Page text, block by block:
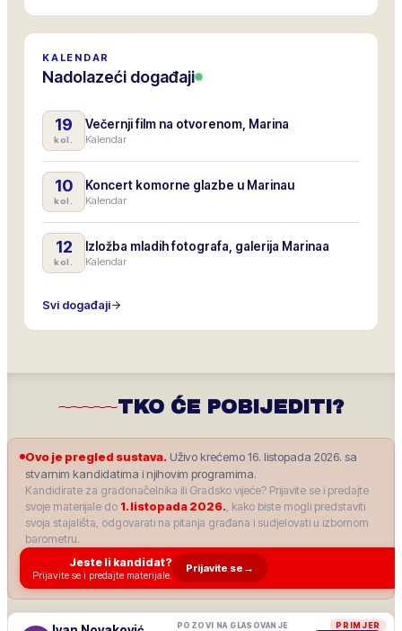
KALENDAR
Nadolazeći događaji
19
kol.
Večernji film na otvorenom, Marina
Kalendar
10
kol.
Koncert komorne glazbe u Marinau
Kalendar
12
kol.
Izložba mladih fotografa, galerija Marinaa
Kalendar
Svi događaji
TKO ĆE POBIJEDITI?
Ovo je pregled sustava. Uživo krećemo 16. listopada 2026. sa
stvarnim kandidatima i njihovim programima.
Kandidirate za gradonačelnika ili Gradsko vijeće? Prijavite se i predajte
svoje materijale do 1. listopada 2026., kako biste mogli predstaviti
svoja stajališta, odgovarati na pitanja građana i sudjelovati u izbornom
barometru.
Jeste li kandidat?
Prijavite se i predajte materijale.
Prijavite se →
PRIMJER
POZOVI NA GLASOVANJE